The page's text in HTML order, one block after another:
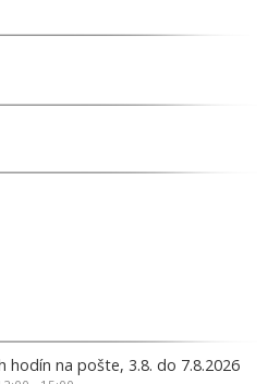
hodín na pošte, 3.8. do 7.8.2026